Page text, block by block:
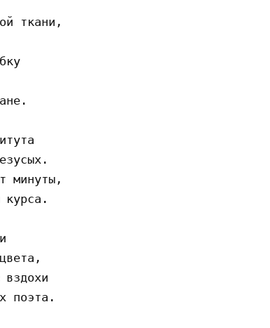
ткани,
C
минуты,
курса.
вздохи
поэта.